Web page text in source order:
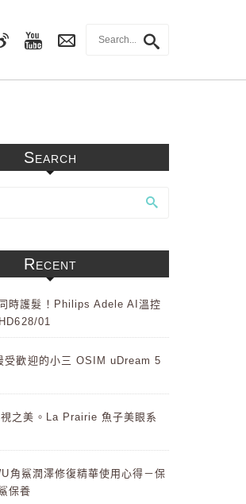
Search
Recent
同時護髮！Philips Adele AI溫控
01
受歡迎的小三 OSIM uDream 5
之美。La Prairie 魚子美眼系
角鯊潤澤修復精華使用心得－保
保養